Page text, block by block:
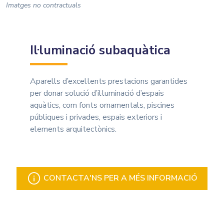
Imatges no contractuals
Il·luminació subaquàtica
Aparells d’excel·lents prestacions garantides
per donar solució d’il·luminació d’espais
aquàtics, com fonts ornamentals, piscines
públiques i privades, espais exteriors i
elements arquitectònics.
CONTACTA'NS PER A MÉS INFORMACIÓ